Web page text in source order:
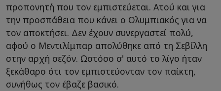
προπονητή που τον εμπιστεύεται. Ατού και για
την προσπάθεια που κάνει ο Ολυμπιακός για να
τον αποκτήσει. Δεν έχουν συνεργαστεί πολύ,
αφού ο Μεντιλίμπαρ απολύθηκε από τη Σεβίλλη
στην αρχή σεζόν. Ωστόσο σ' αυτό το λίγο ήταν
ξεκάθαρο ότι τον εμπιστεύονταν τον παίκτη,
συνήθως τον έβαζε βασικό.